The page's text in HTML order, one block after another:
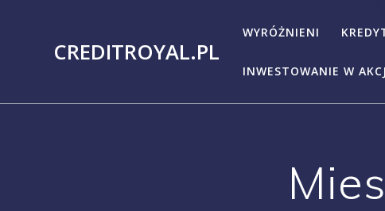
CREDITROYAL.PL
WYRÓŻNIENI
INWESTOWANIE W